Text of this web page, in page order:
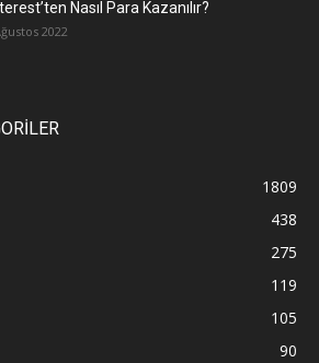
Nasıl Para Kazanılır?
2022
1809
438
275
119
105
90